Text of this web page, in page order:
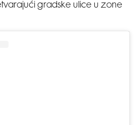
gradske ulice u zone